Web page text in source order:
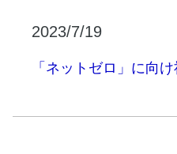
2023/7/19
「ネットゼロ」に向